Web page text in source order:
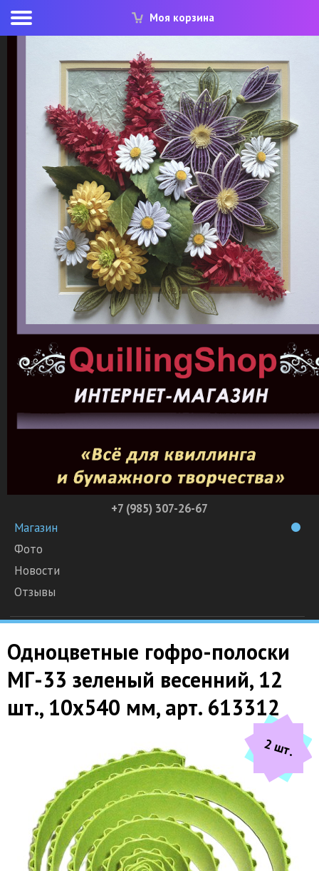
Моя корзина
+7 (985) 307-26-67
Магазин
Фото
Новости
Отзывы
Одноцветные гофро-полоски
МГ-33 зеленый весенний, 12
шт., 10х540 мм, арт. 613312
2 шт.